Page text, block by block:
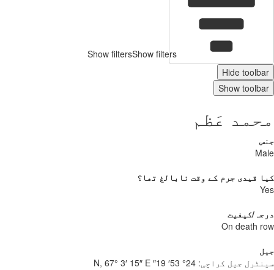
Show filtersShow filters
Hide
Show
عَظم
قیدی جرم کے وقت نابالغ تھا؟
کیفیت
On death
جیل کراچی:24° 53′ 19″ N, 67° 3′ 15″ E